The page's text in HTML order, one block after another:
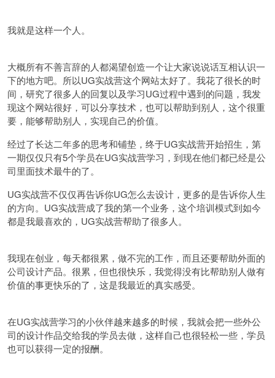
我就是这样一个人。
大概所有不善言辞的人都渴望创造一个让大家说说话互相认识一
下的地方吧。所以UG实战营这个网站太好了。我花了很长的时
间，研究了很多人的回复以及学习UG过程中遇到的问题，我发
现这个网站很好，可以分享技术，也可以帮助到别人，这个很重
要，能够帮助别人，实现自己的价值。
经过了长达二年多的思考和铺垫，终于UG实战营开始招生，第
一期仅仅只有5个学员在UG实战营学习，到现在他们都已经是公
司里面技术最牛的了。
UG实战营不仅仅再告诉你UG怎么去设计，更多的是告诉你人生
的方向。UG实战营成了我的第一个业务，这个培训模式到如今
都是我最喜欢的，UG实战营帮助了很多人。
我现在创业，每天都很累，做不完的工作，而且还要帮助外面的
公司设计产品。很累，但也很快乐，我觉得没有比帮助别人做有
价值的事更快乐的了，这是我最近的真实感受。
在UG实战营学习的小伙伴越来越多的时候，我就会把一些外公
司的设计作品交给我的学员去做，这样自己也很轻松一些，学员
也可以获得一定的报酬。